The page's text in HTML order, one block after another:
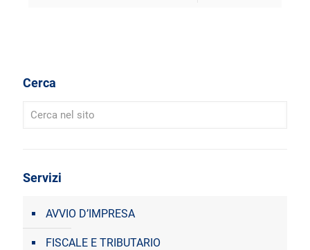
Cerca
Servizi
AVVIO D’IMPRESA
FISCALE E TRIBUTARIO